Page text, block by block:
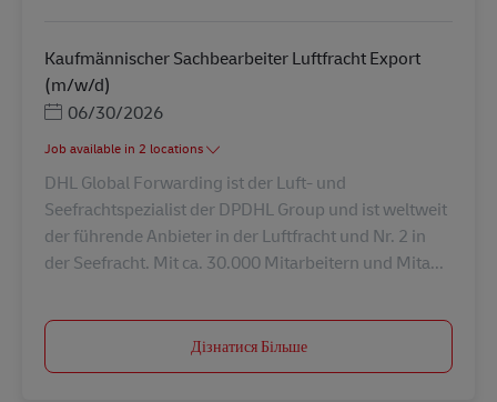
Kaufmännischer Sachbearbeiter Luftfracht Export
(m/w/d)
Posted Date
06/30/2026
Job available in 2 locations
DHL Global Forwarding ist der Luft- und
Seefrachtspezialist der DPDHL Group und ist weltweit
der führende Anbieter in der Luftfracht und Nr. 2 in
der Seefracht. Mit ca. 30.000 Mitarbeitern und Mita...
Дізнатися Більше